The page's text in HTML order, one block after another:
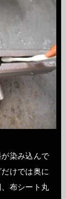
が染み込んで
けでは奥に
布シート丸